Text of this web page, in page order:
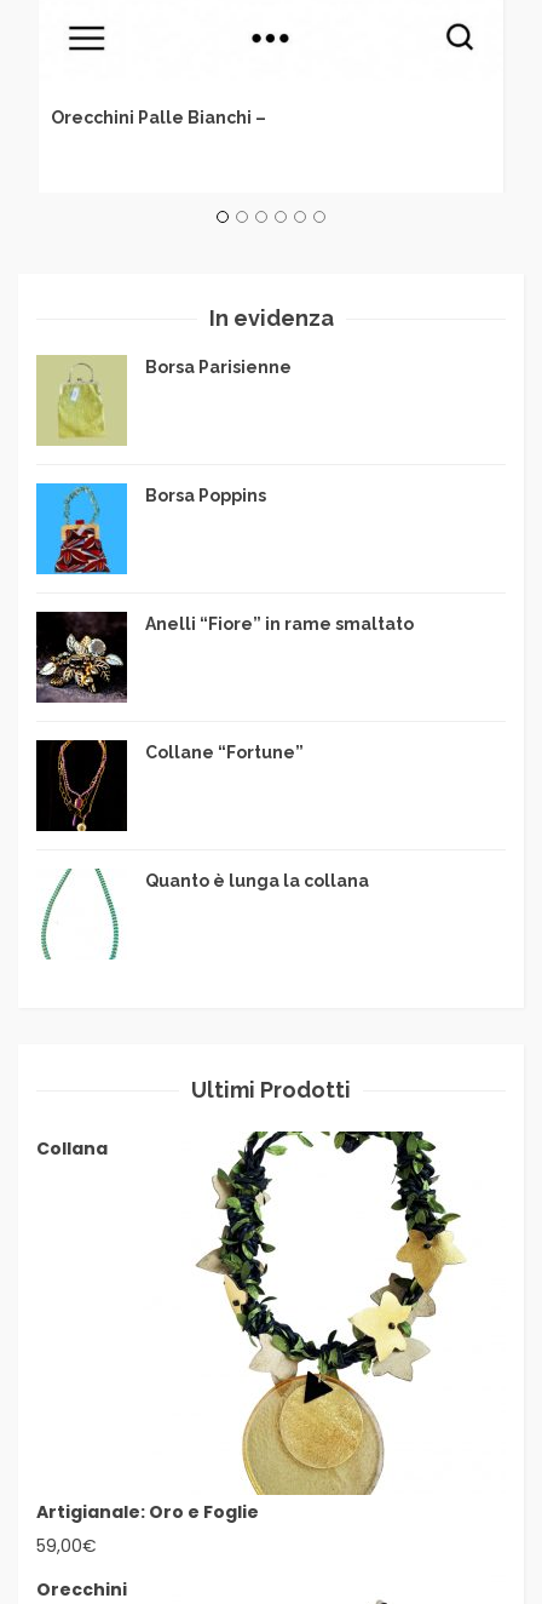
Orecchini Palle Bianchi –
In evidenza
Borsa Parisienne
Borsa Poppins
Anelli “Fiore” in rame smaltato
Collane “Fortune”
Quanto è lunga la collana
Ultimi Prodotti
Collana
Artigianale: Oro e Foglie
59,00€
Orecchini